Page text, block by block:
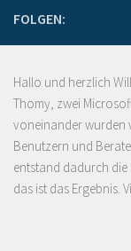
FOLGEN:
Hallo und herzlich
Thomy, zwei
voneinander wurden
Benutzern und
entstand dadurch die
das ist das Ergebnis.